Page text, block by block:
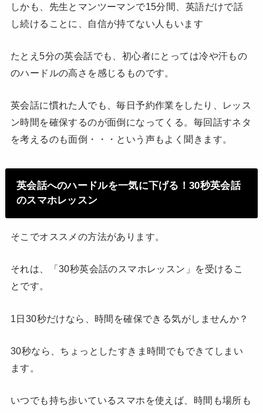
しかも、先生とマンツーマンで15分間、英語だけで話
し続けることに、自信が持てない人もいます
たとえ5分の英会話でも、初心者にとっては冷や汗もの
のハードルの高さを感じるものです。
英会話に慣れた人でも、毎日予約作業をしたり、レッス
ン時間を確保するのが面倒になってくる。毎回話すネタ
を考えるのも面倒・・・という声もよく聞きます。
英会話へのハードルを一気に下げる！30秒英会話
のスマホレッスン
そこでオススメの方法があります。
それは、「30秒英会話のスマホレッスン」を受けるこ
とです。
1日30秒だけなら、時間を確保できる気がしませんか？
30秒なら、ちょっとしたすきま時間でもできてしまい
ます。
いつでも持ち歩いているスマホを使えば、時間も場所も